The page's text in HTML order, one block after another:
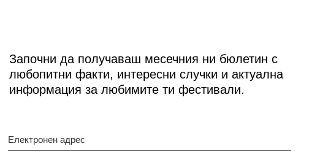
Започни да получаваш месечния ни бюлетин с
любопитни факти, интересни случки и актуална
информация за любимите ти фестивали.